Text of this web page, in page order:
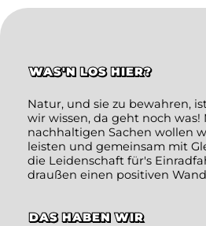
WAS'N LOS HIER?
Natur, und sie zu bewahren,
wir wissen, da geht noch was!
nachhaltigen Sachen wollen
leisten und gemeinsam mit
die Leidenschaft für's
draußen einen positiven
DAS HABEN WIR